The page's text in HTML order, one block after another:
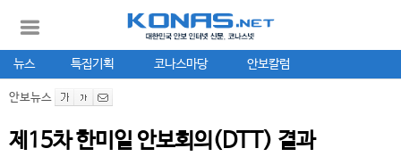
뉴스 특집기획 코나스마당 안보칼럼
안보뉴스
제15차 한미일 안보회의(DTT) 결과